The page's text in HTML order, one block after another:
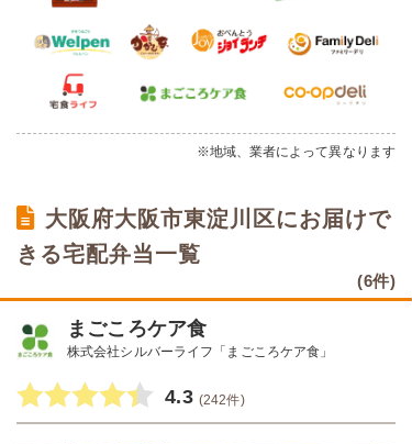
※地域、業者によって異なります
大阪府大阪市東淀川区にお届けで
きる宅配弁当一覧
(6件)
まごころケア食
株式会社シルバーライフ「まごころケア食」
4.3 (242件)